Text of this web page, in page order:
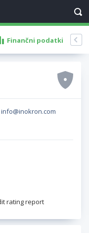
Finančni podatki
info@inokron.com
rating report